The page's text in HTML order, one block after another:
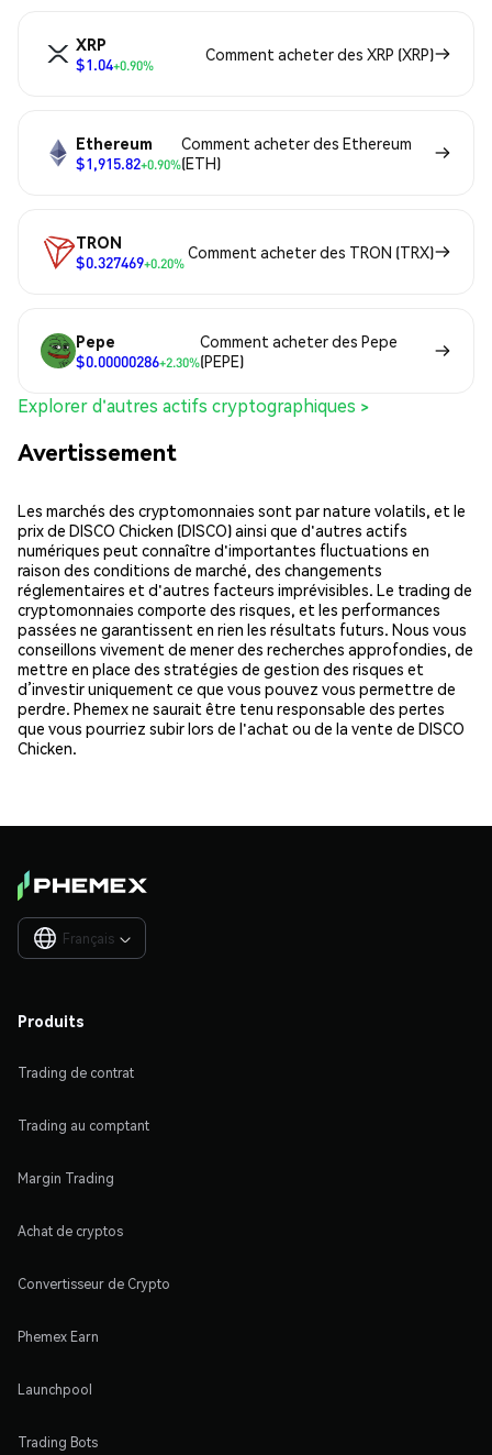
XRP
$1.04+0.90%
Comment acheter des XRP (XRP)
Ethereum
$1,915.82+0.90%
Comment acheter des Ethereum
(ETH)
TRON
$0.327469+0.20%
Comment acheter des TRON (TRX)
Pepe
$0.00000286+2.30%
Comment acheter des Pepe
(PEPE)
Explorer d'autres actifs cryptographiques >
Avertissement
Les marchés des cryptomonnaies sont par nature volatils, et le
prix de DISCO Chicken (DISCO) ainsi que d'autres actifs
numériques peut connaître d'importantes fluctuations en
raison des conditions de marché, des changements
réglementaires et d'autres facteurs imprévisibles. Le trading de
cryptomonnaies comporte des risques, et les performances
passées ne garantissent en rien les résultats futurs. Nous vous
conseillons vivement de mener des recherches approfondies, de
mettre en place des stratégies de gestion des risques et
d’investir uniquement ce que vous pouvez vous permettre de
perdre. Phemex ne saurait être tenu responsable des pertes
que vous pourriez subir lors de l'achat ou de la vente de DISCO
Chicken.
Français 
Produits
Trading de contrat
Trading au comptant
Margin Trading
Achat de cryptos
Convertisseur de Crypto
Phemex Earn
Launchpool
Trading Bots